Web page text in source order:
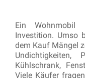
Ein Wohnmobil
Investition. Umso
dem Kauf Mängel
Undichtigkeiten,
Kühlschrank,
Viele Käufer